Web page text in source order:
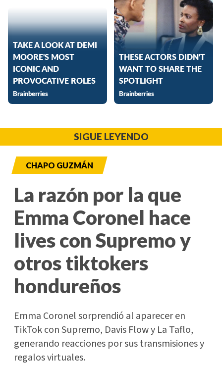
SIGUE LEYENDO
CHAPO GUZMÁN
La razón por la que
Emma Coronel hace
lives con Supremo y
otros tiktokers
hondureños
Emma Coronel sorprendió al aparecer en
TikTok con Supremo, Davis Flow y La Taflo,
generando reacciones por sus transmisiones y
regalos virtuales.